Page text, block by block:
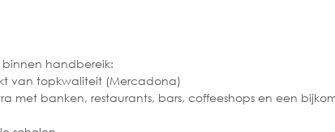
binnen handbereik:
van topkwaliteit (Mercadona)
met banken, restaurants, bars, coffeeshops en een